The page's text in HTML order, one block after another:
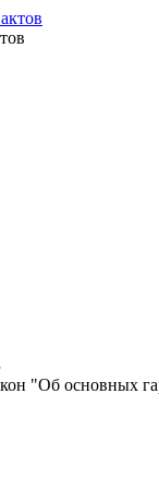
"Об основных